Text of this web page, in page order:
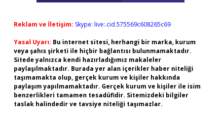
Reklam ve İletişim: Skype: live:.cid.575569c608265c69
Yasal Uyarı: Bu internet sitesi, herhangi bir marka, kurum
veya şahıs şirketi ile hiçbir bağlantısı bulunmamaktadır.
Sitede yalnızca kendi hazırladığımız makaleler
paylaşılmaktadır. Burada yer alan içerikler haber niteliği
taşımamakta olup, gerçek kurum ve kişiler hakkında
paylaşım yapılmamaktadır. Gerçek kurum ve kişiler ile isim
benzerlikleri tamamen tesadüfidir. Sitemizdeki bilgiler
taslak halindedir ve tavsiye niteliği taşımazlar.